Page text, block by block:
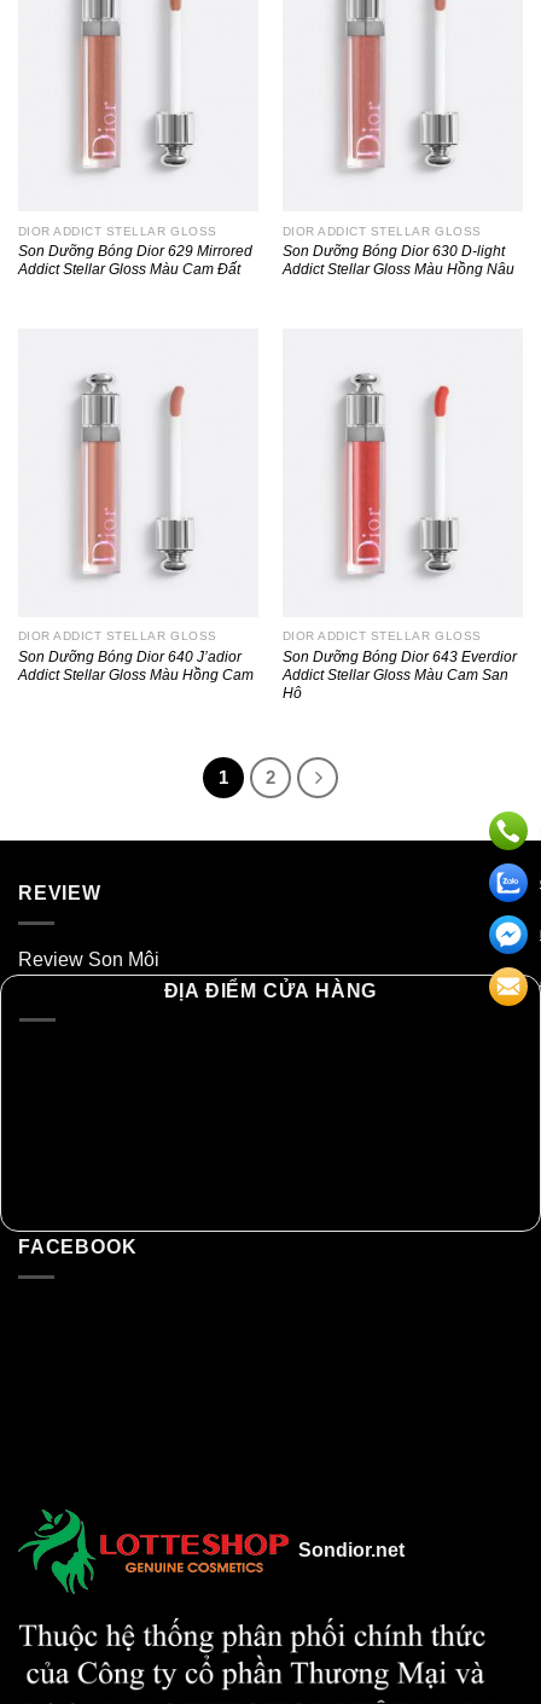
DIOR ADDICT STELLAR GLOSS
Son Dưỡng Bóng Dior 629 Mirrored
Addict Stellar Gloss Màu Cam Đất
DIOR ADDICT STELLAR GLOSS
Son Dưỡng Bóng Dior 630 D-light
Addict Stellar Gloss Màu Hồng Nâu
DIOR ADDICT STELLAR GLOSS
Son Dưỡng Bóng Dior 640 J’adior
Addict Stellar Gloss Màu Hồng Cam
DIOR ADDICT STELLAR GLOSS
Son Dưỡng Bóng Dior 643 Everdior
Addict Stellar Gloss Màu Cam San
Hô
1 2
REVIEW
Review Son Môi
ĐỊA ĐIỂM CỬA HÀNG
FACEBOOK
Sondior.net